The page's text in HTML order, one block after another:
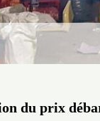
du prix